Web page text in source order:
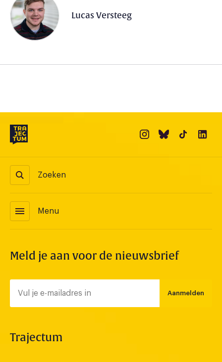
Lucas Versteeg
Zoeken
menu Menu
Meld je aan voor de nieuwsbrief
Aanmelden
Trajectum